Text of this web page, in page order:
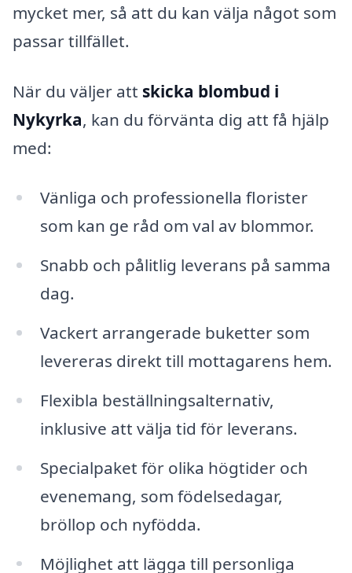
mycket mer, så att du kan välja något som
passar tillfället.
När du väljer att skicka blombud i
Nykyrka, kan du förvänta dig att få hjälp
med:
Vänliga och professionella florister
som kan ge råd om val av blommor.
Snabb och pålitlig leverans på samma
dag.
Vackert arrangerade buketter som
levereras direkt till mottagarens hem.
Flexibla beställningsalternativ,
inklusive att välja tid för leverans.
Specialpaket för olika högtider och
evenemang, som födelsedagar,
bröllop och nyfödda.
Möjlighet att lägga till personliga